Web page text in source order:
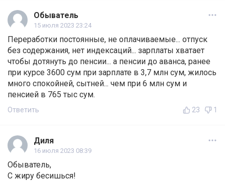
Обыватель
15 июля 2023 23:24
Переработки постоянные, не оплачиваемые... отпуск
без содержания, нет индексаций... зарплаты хватает
чтобы дотянуть до пенсии... а пенсии до аванса, ранее
при курсе 3600 сум при зарплате в 3,7 млн сум, жилось
много спокойней, сытней... чем при 6 млн сум и
пенсией в 765 тыс сум.
Ответить 23 1
Диля
16 июля 2023 08:39
Обыватель,
С жиру бесишься!